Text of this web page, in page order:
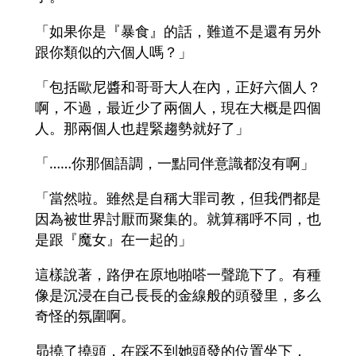
「如果你是『暴食』的話，難道不是還有另外
跟你類似的六個人嗎？」
「包括歐尼醬和哥哥大人在內，正好六個人？
啊，不過，最近少了兩個人，現在大概是四個
人。那兩個人也趕緊趨勢就好了」
「……你那個語調，一點同伴意識都沒有啊」
「當然啦。雖然是自稱大罪司教，但我們都是
因為被世界討厭而聚集的。就算稱呼不同，也
是跟『魔女』在一起的」
這樣說著，路伊在原地啪嗒一聲跪下了。有種
像是沉浸在自己長長的金線般的頭發里，多么
奇怪的氛圍啊。
昴撓了撓頭，在踩不到她頭發的位置坐下，